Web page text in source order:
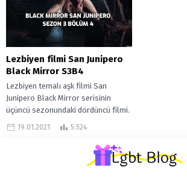
Lezbiyen filmi San Junipero
Black Mirror S3B4
Lezbiyen temalı aşk filmi San
Junipero Black Mirror serisinin
üçüncü sezonundaki dördüncü filmi.
Aslında film değil ama film tadında
19.01.2021 5.524